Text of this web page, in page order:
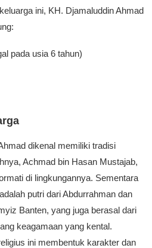
ini, KH. Djamaluddin Ahmad
pada usia 6 tahun)
dikenal memiliki tradisi
Achmad bin Hasan Mustajab,
di lingkungannya. Sementara
putri dari Abdurrahman dan
Banten, yang juga berasal dari
keagamaan yang kental.
ini membentuk karakter dan